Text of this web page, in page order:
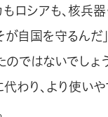
ロシアも、核兵
が自国を守るん
ではないでしょ
わり、より使い